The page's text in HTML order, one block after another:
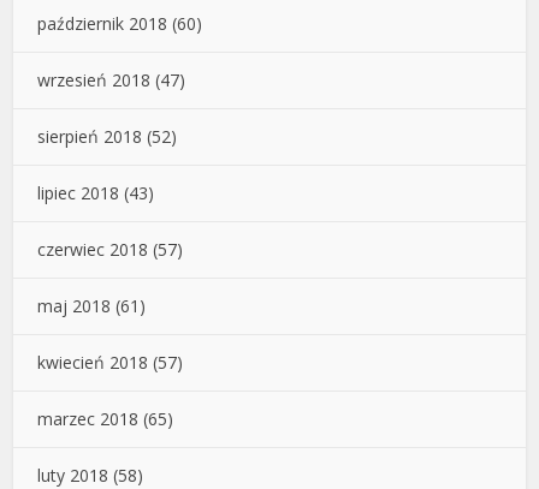
październik 2018 (60)
wrzesień 2018 (47)
sierpień 2018 (52)
lipiec 2018 (43)
czerwiec 2018 (57)
maj 2018 (61)
kwiecień 2018 (57)
marzec 2018 (65)
luty 2018 (58)